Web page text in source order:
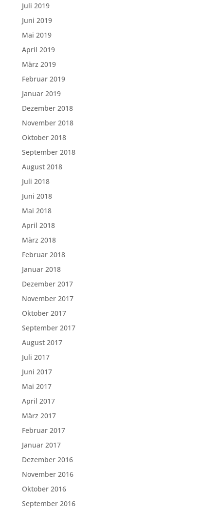
Juli 2019
Juni 2019
Mai 2019
April 2019
März 2019
Februar 2019
Januar 2019
Dezember 2018
November 2018
Oktober 2018
September 2018
August 2018
Juli 2018
Juni 2018
Mai 2018
April 2018
März 2018
Februar 2018
Januar 2018
Dezember 2017
November 2017
Oktober 2017
September 2017
August 2017
Juli 2017
Juni 2017
Mai 2017
April 2017
März 2017
Februar 2017
Januar 2017
Dezember 2016
November 2016
Oktober 2016
September 2016